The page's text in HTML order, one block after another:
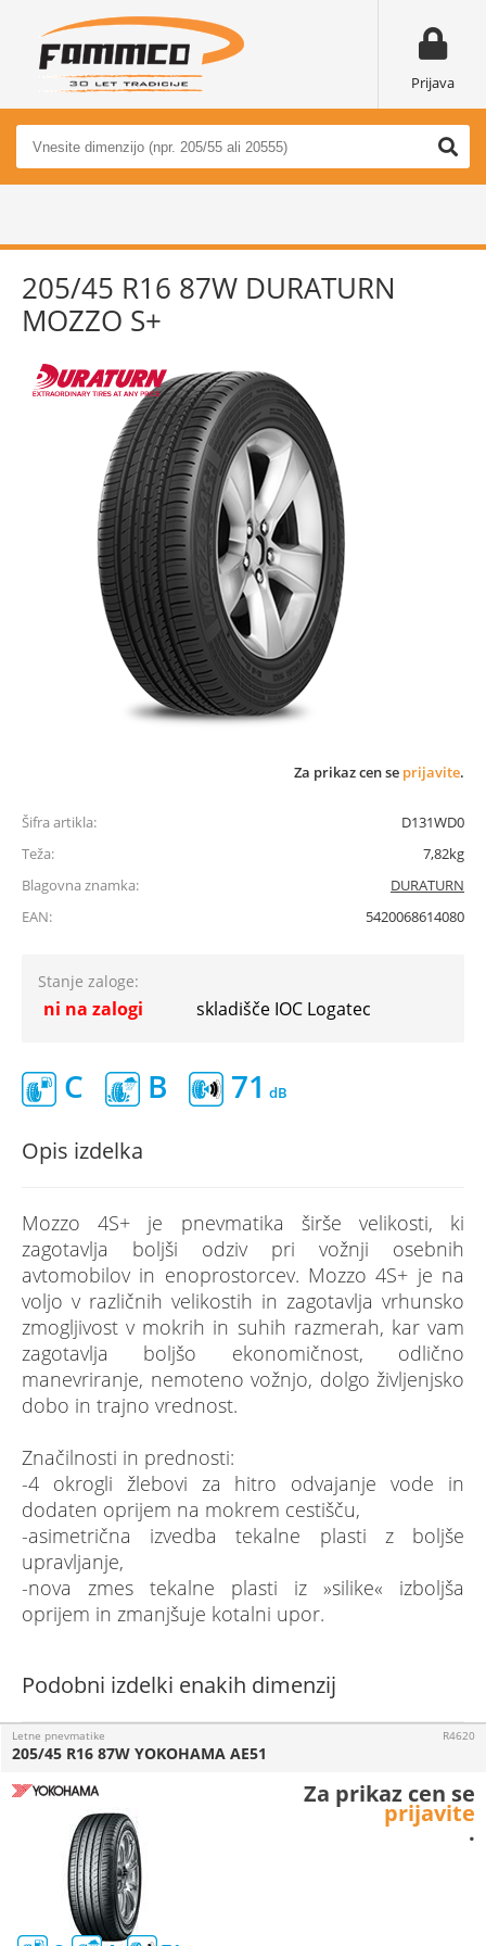
Prijava
205/45 R16 87W DURATURN
MOZZO S+
Za prikaz cen se prijavite.
Šifra artikla:
D131WD0
Teža:
7,82kg
Blagovna znamka:
DURATURN
EAN:
5420068614080
Stanje zaloge:
ni na zalogi skladišče IOC Logatec
C B 71
Opis izdelka
Mozzo 4S+ je pnevmatika širše velikosti, ki
zagotavlja boljši odziv pri vožnji osebnih
avtomobilov in enoprostorcev. Mozzo 4S+ je na
voljo v različnih velikostih in zagotavlja vrhunsko
zmogljivost v mokrih in suhih razmerah, kar vam
zagotavlja boljšo ekonomičnost, odlično
manevriranje, nemoteno vožnjo, dolgo življenjsko
dobo in trajno vrednost.
Značilnosti in prednosti:
-4 okrogli žlebovi za hitro odvajanje vode in
dodaten oprijem na mokrem cestišču,
-asimetrična izvedba tekalne plasti z boljše
upravljanje,
-nova zmes tekalne plasti iz »silike« izboljša
oprijem in zmanjšuje kotalni upor.
Podobni izdelki enakih dimenzij
Letne pnevmatike
205/45 R16 87W YOKOHAMA AE51
R4620
Za prikaz cen se
prijavite
.